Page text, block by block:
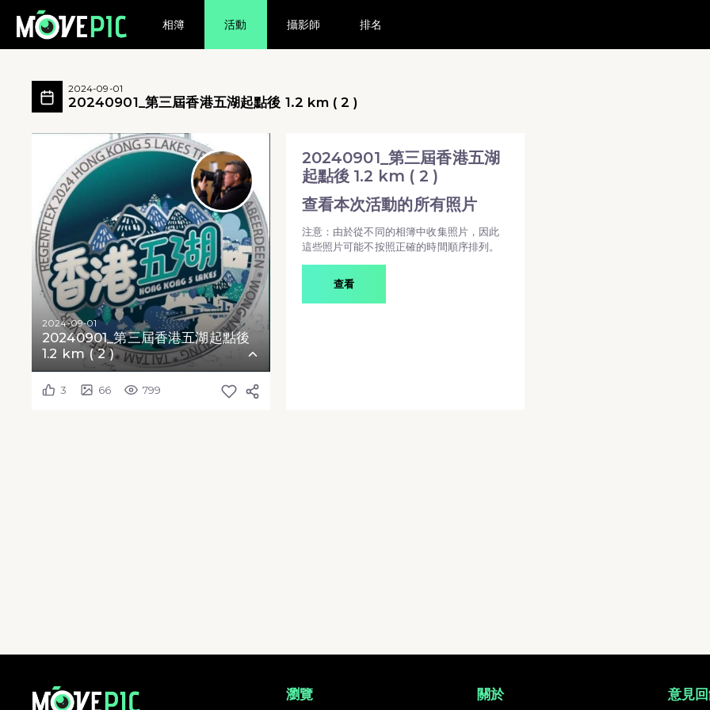
相簿 活動 攝影師 排名
20240901_第三屆香港五湖起點後 1.2 km ( 2 ) 所有相片
20240901_第三屆香港五湖起點後 1.2 km ( 2 ) - 20240901_第三屆香港五湖起點後 1.2 km ( 2 )
2024-09-01
20240901_第三屆香港五湖起點後 1.2 km ( 2 )
2024-09-01
20240901_第三屆香港五湖起點後
1.2 km ( 2 )
3 66 799
20240901_第三屆香港五湖
起點後 1.2 km ( 2 )
查看本次活動的所有照片
注意：由於從不同的相簿中收集照片，因此
這些照片可能不按照正確的時間順序排列。
查看
瀏覽 關於 意見